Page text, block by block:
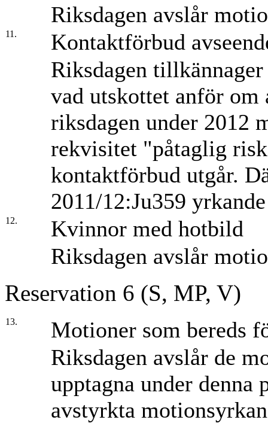
Riksdagen avslår
11.
Kontaktförbud
Riksdagen
vad utskottet anför
riksdagen under 2012
rekvisitet "påtaglig
kontaktförbud utgår.
2011/12:Ju359
12.
Kvinnor med hotbild
Riksdagen avslår
Reservation 6 (S, MP, V)
13.
Motioner som bereds
Riksdagen avslår de
upptagna under
avstyrkta